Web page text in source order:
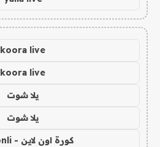
koora live
koora live
يلا شوت
يلا شوت
كورة اون لاين - kora onli